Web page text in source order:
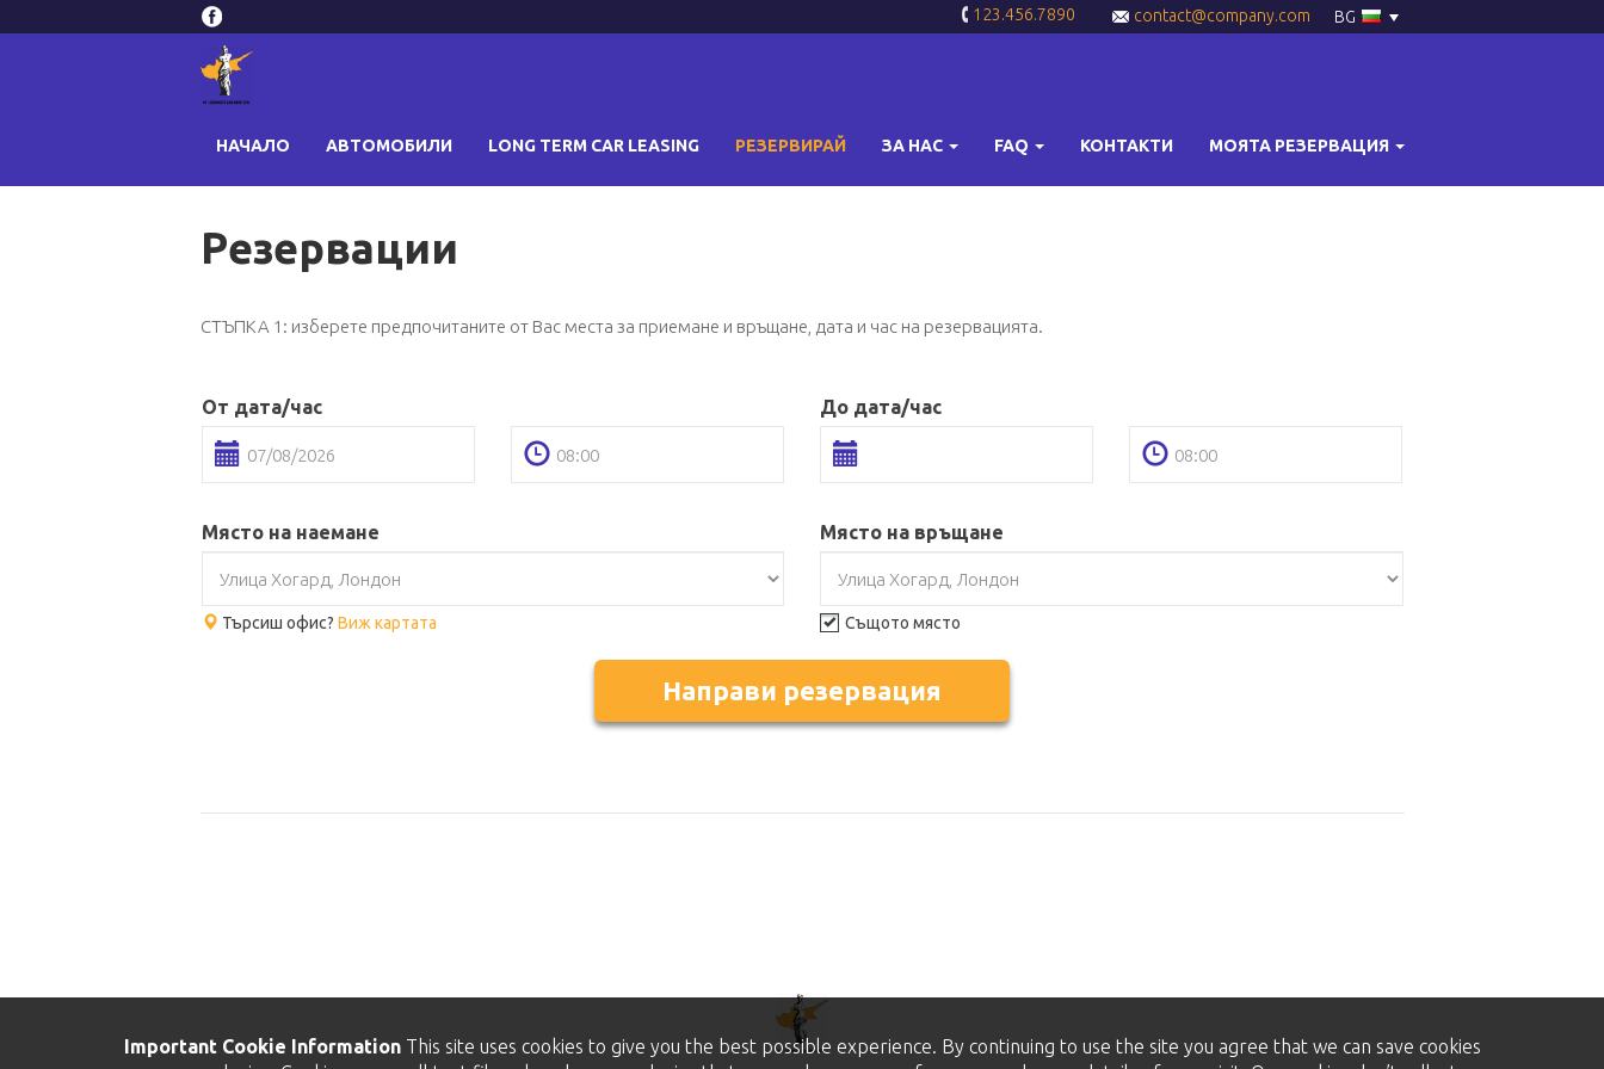
BG
123.456.7890 contact@company.com
НАЧАЛО АВТОМОБИЛИ LONG TERM CAR LEASING РЕЗЕРВИРАЙ ЗА НАС FAQ КОНТАКТИ МОЯТА РЕЗЕРВАЦИЯ
Резервации
СТЪПКА 1: изберете предпочитаните от Вас места за приемане и връщане, дата и час на резервацията.
От дата/час До дата/час
Място на наемане
Търсиш офис? Виж картата
Място на връщане
Същото място
Направи резервация
Important Cookie InformationThis site uses cookies to give you the best possible experience. By continuing to use the site you agree that we can save cookies